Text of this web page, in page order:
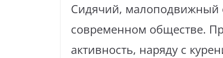
Сидячий, малоподвижный
современном обществе.
активность, наряду с